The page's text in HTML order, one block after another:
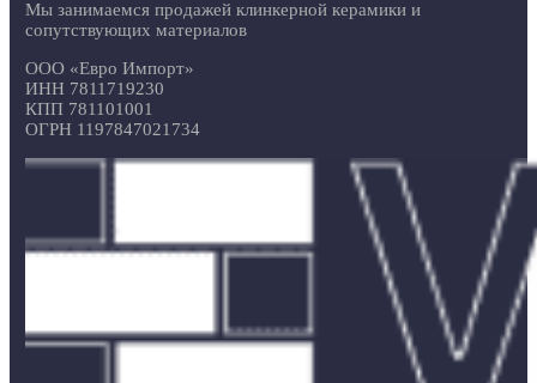
Мы занимаемся продажей клинкерной керамики и
сопутствующих материалов
ООО «Евро Импорт»
ИНН 7811719230
КПП 781101001
ОГРН 1197847021734